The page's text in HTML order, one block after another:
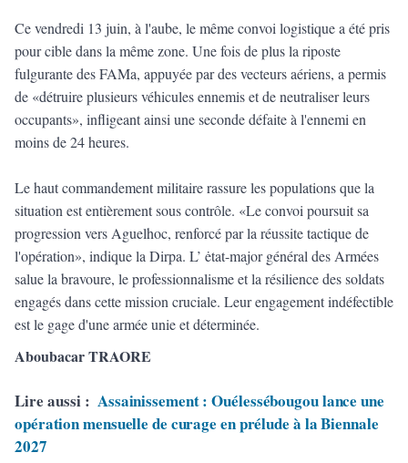
Ce vendredi 13 juin, à l'aube, le même convoi logistique a été pris
pour cible dans la même zone. Une fois de plus la riposte
fulgurante des FAMa, appuyée par des vecteurs aériens, a permis
de «détruire plusieurs véhicules ennemis et de neutraliser leurs
occupants», infligeant ainsi une seconde défaite à l'ennemi en
moins de 24 heures.
Le haut commandement militaire rassure les populations que la
situation est entièrement sous contrôle. «Le convoi poursuit sa
progression vers Aguelhoc, renforcé par la réussite tactique de
l'opération», indique la Dirpa. L’ ėtat-major général des Armées
salue la bravoure, le professionnalisme et la résilience des soldats
engagés dans cette mission cruciale. Leur engagement indéfectible
est le gage d'une armée unie et déterminée.
Aboubacar TRAORE
Lire aussi : Assainissement : Ouélessébougou lance une
opération mensuelle de curage en prélude à la Biennale
2027